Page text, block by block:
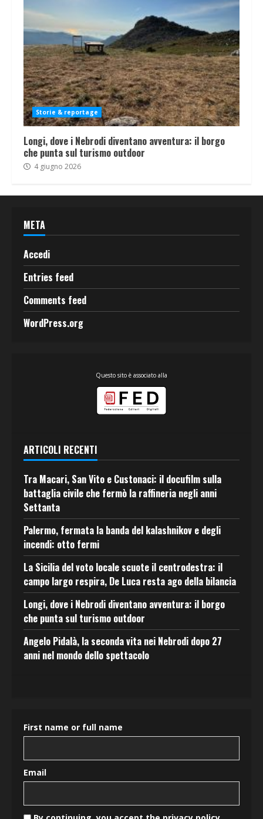
Storie & reportage
Longi, dove i Nebrodi diventano avventura: il borgo
che punta sul turismo outdoor
4 giugno 2026
META
Accedi
Entries feed
Comments feed
WordPress.org
Questo sito è associato alla
ARTICOLI RECENTI
Tra Macari, San Vito e Custonaci: il docufilm sulla
battaglia civile che fermò la raffineria negli anni
Settanta
Palermo, fermata la banda del kalashnikov e degli
incendi: otto fermi
La Sicilia del voto locale scuote il centrodestra: il
campo largo respira, De Luca resta ago della bilancia
Longi, dove i Nebrodi diventano avventura: il borgo
che punta sul turismo outdoor
Angelo Pidalà, la seconda vita nei Nebrodi dopo 27
anni nel mondo dello spettacolo
First name or full name
Email